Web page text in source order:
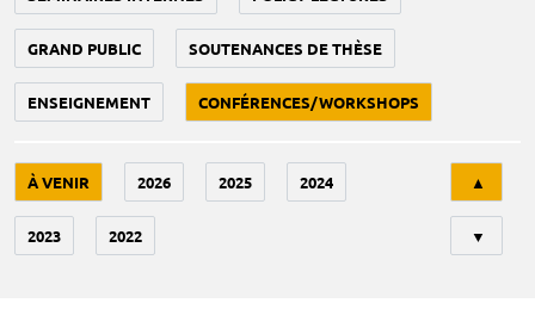
GRAND PUBLIC SOUTENANCES DE THÈSE
ENSEIGNEMENT CONFÉRENCES/WORKSHOPS
À VENIR 2026 2025 2024
2023 2022
▲
▼